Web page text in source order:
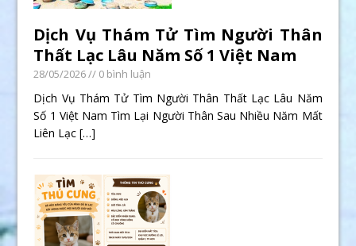
Dịch Vụ Thám Tử Tìm Người Thân
Thất Lạc Lâu Năm Số 1 Việt Nam
28/05/2026// 0 bình luận
Dịch Vụ Thám Tử Tìm Người Thân Thất Lạc Lâu Năm
Số 1 Việt Nam Tìm Lại Người Thân Sau Nhiều Năm Mất
Liên Lạc[…]